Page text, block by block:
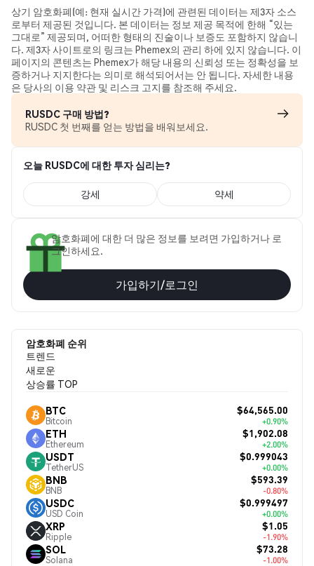
상기 암호화폐(예: 현재 실시간 가격)에 관련된 데이터는 제3자 소스
로부터 제공된 것입니다. 본 데이터는 정보 제공 목적에 한해 “있는
그대로” 제공되며, 어떠한 형태의 진술이나 보증도 포함하지 않습니
다. 제3자 사이트로의 링크는 Phemex의 관리 하에 있지 않습니다. 이
페이지의 콘텐츠는 Phemex가 해당 내용의 신뢰성 또는 정확성을 보
증하거나 지지한다는 의미로 해석되어서는 안 됩니다. 자세한 내용
은 당사의 이용 약관 및 리스크 고지를 참조해 주세요.
RUSDC 구매 방법?
RUSDC 첫 번째를 얻는 방법을 배워보세요.
오늘 RUSDC에 대한 투자 심리는?
강세 약세
암호화폐에 대한 더 많은 정보를 보려면 가입하거나 로
그인하세요.
가입하기/로그인
암호화폐 순위
트렌드
새로운
상승률 TOP
BTC
Bitcoin
$64,565.00
+0.90%
ETH
Ethereum
$1,902.08
+2.00%
USDT
TetherUS
$0.999043
+0.00%
BNB
BNB
$593.39
-0.80%
USDC
USD Coin
$0.999497
+0.00%
XRP
Ripple
$1.05
-1.90%
SOL
Solana
$73.28
-1.00%